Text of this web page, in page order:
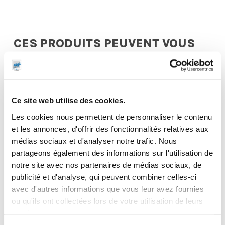
Ce site web utilise des cookies.
Les cookies nous permettent de personnaliser le contenu
et les annonces, d'offrir des fonctionnalités relatives aux
médias sociaux et d'analyser notre trafic. Nous
partageons également des informations sur l'utilisation de
notre site avec nos partenaires de médias sociaux, de
publicité et d'analyse, qui peuvent combiner celles-ci
avec d'autres informations que vous leur avez fournies
ou qu'ils ont collectées lors de votre utilisation de leurs
CES PRODUITS PEUVENT VOUS
INTERESSER